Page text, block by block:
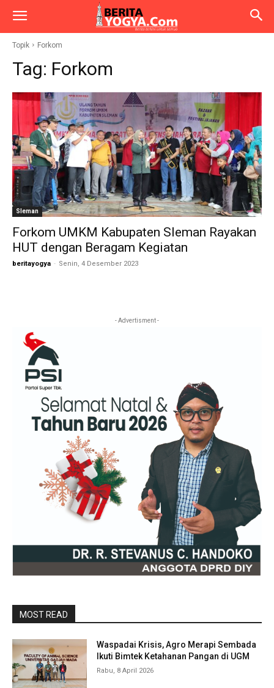
Topik Forkom
Tag: Forkom
Sleman
Forkom UMKM Kabupaten Sleman Rayakan
HUT dengan Beragam Kegiatan
beritayogya - Senin, 4 Desember 2023
- Advertisment -
MOST READ
Waspadai Krisis, Agro Merapi Sembada
Ikuti Bimtek Ketahanan Pangan di UGM
Rabu, 8 April 2026